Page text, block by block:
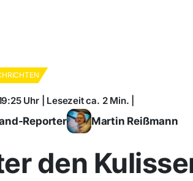
Uhr | Lesezeit ca. 2 Min. |
Reporter Martin Reißmann
den